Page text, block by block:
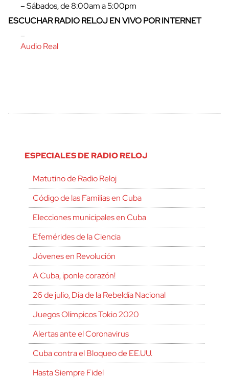
– Sábados, de 8:00am a 5:00pm
ESCUCHAR RADIO RELOJ EN VIVO POR INTERNET
–
Audio Real
ESPECIALES DE RADIO RELOJ
Matutino de Radio Reloj
Código de las Familias en Cuba
Elecciones municipales en Cuba
Efemérides de la Ciencia
Jóvenes en Revolución
A Cuba, ¡ponle corazón!
26 de julio, Día de la Rebeldía Nacional
Juegos Olímpicos Tokio 2020
Alertas ante el Coronavirus
Cuba contra el Bloqueo de EE.UU.
Hasta Siempre Fidel